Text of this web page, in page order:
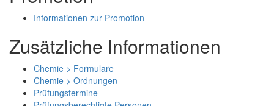
Informationen zur Promotion
Zusätzliche Informationen
Chemie > Formulare
Chemie > Ordnungen
Prüfungstermine